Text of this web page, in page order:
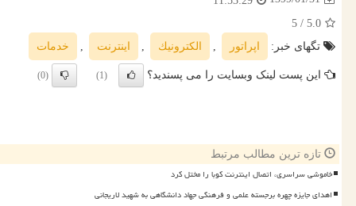
5.0
/ 5
تگهای خبر:
اپراتور الكترونیك اینترنت خدمات
این پست لینک وبسایت را می پسندید؟ (1)
(0)
تازه ترین مطالب مرتبط
خاموشی سراسری، اتصال اینترنت کوبا را مختل کرد
اهدای جایزه چهره برجسته علمی و فرهنگی جهاد دانشگاهی به شهید لاریجانی